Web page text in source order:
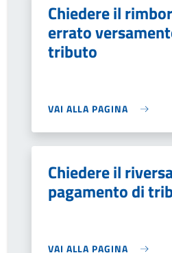
Chiedere il
errato
tributo
VAI ALLA PAGINA
Chiedere il
pagamento di
VAI ALLA PAGINA